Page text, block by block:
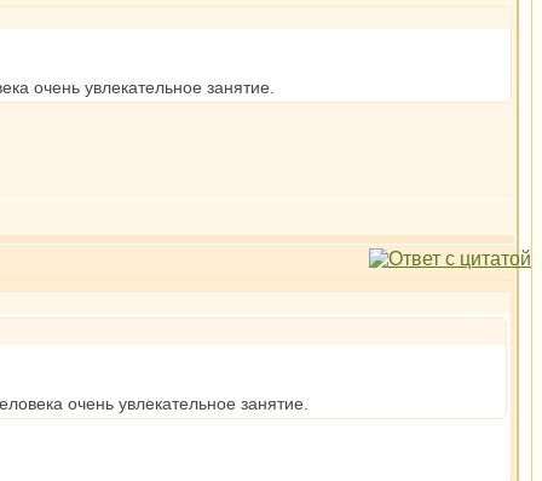
очень увлекательное занятие.
очень увлекательное занятие.